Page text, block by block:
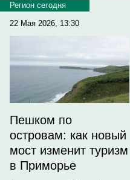
Регион сегодня
22 Мая 2026, 13:30
Пешком по
островам: как новый
мост изменит туризм
в Приморье